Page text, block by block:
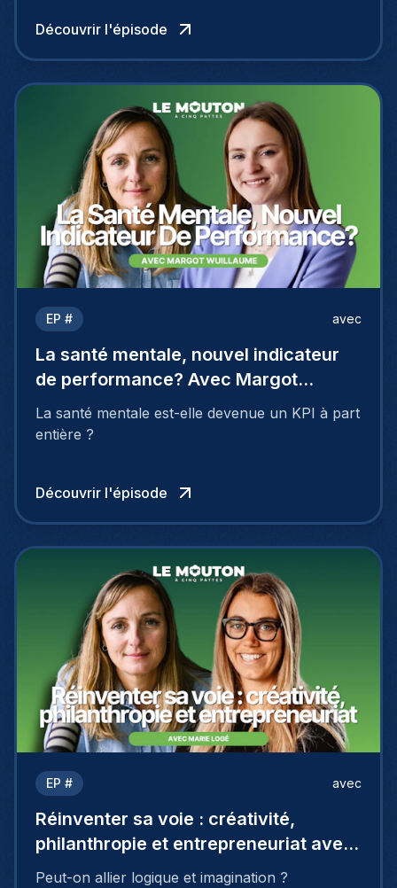
Découvrir l'épisode
EP # avec
La santé mentale, nouvel indicateur
de performance? Avec Margot
Wuillaume
La santé mentale est-elle devenue un KPI à part
entière ?
Découvrir l'épisode
EP # avec
Réinventer sa voie : créativité,
philanthropie et entrepreneuriat avec
Marie Logé
Peut-on allier logique et imagination ?